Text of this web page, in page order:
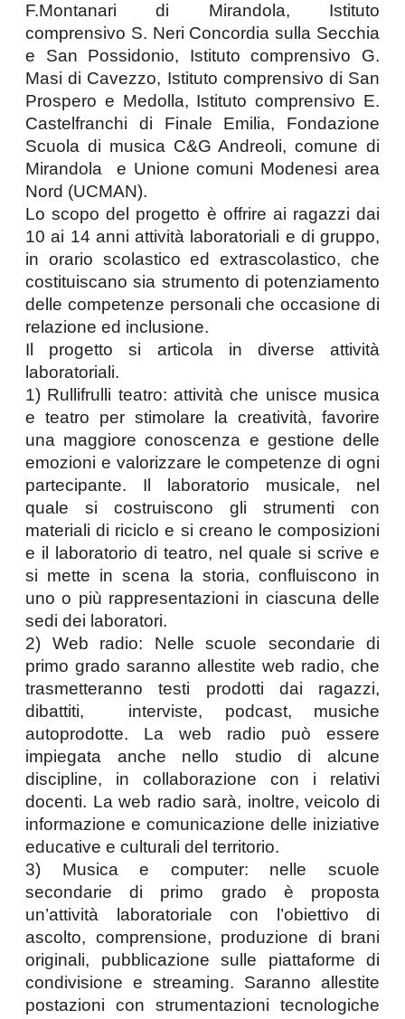
F.Montanari di Mirandola, Istituto
comprensivo S. Neri Concordia sulla Secchia
e San Possidonio, Istituto comprensivo G.
Masi di Cavezzo, Istituto comprensivo di San
Prospero e Medolla, Istituto comprensivo E.
Castelfranchi di Finale Emilia, Fondazione
Scuola di musica C&G Andreoli, comune di
Mirandola  e Unione comuni Modenesi area
Nord (UCMAN).
Lo scopo del progetto è offrire ai ragazzi dai
10 ai 14 anni attività laboratoriali e di gruppo,
in orario scolastico ed extrascolastico, che
costituiscano sia strumento di potenziamento
delle competenze personali che occasione di
relazione ed inclusione.
Il progetto si articola in diverse attività
laboratoriali.
1) Rullifrulli teatro: attività che unisce musica
e teatro per stimolare la creatività, favorire
una maggiore conoscenza e gestione delle
emozioni e valorizzare le competenze di ogni
partecipante. Il laboratorio musicale, nel
quale si costruiscono gli strumenti con
materiali di riciclo e si creano le composizioni
e il laboratorio di teatro, nel quale si scrive e
si mette in scena la storia, confluiscono in
uno o più rappresentazioni in ciascuna delle
sedi dei laboratori.
2) Web radio: Nelle scuole secondarie di
primo grado saranno allestite web radio, che
trasmetteranno testi prodotti dai ragazzi,
dibattiti,  interviste, podcast, musiche
autoprodotte. La web radio può essere
impiegata anche nello studio di alcune
discipline, in collaborazione con i relativi
docenti. La web radio sarà, inoltre, veicolo di
informazione e comunicazione delle iniziative
educative e culturali del territorio.
3) Musica e computer: nelle scuole
secondarie di primo grado è proposta
un’attività laboratoriale con l’obiettivo di
ascolto, comprensione, produzione di brani
originali, pubblicazione sulle piattaforme di
condivisione e streaming. Saranno allestite
postazioni con strumentazioni tecnologiche